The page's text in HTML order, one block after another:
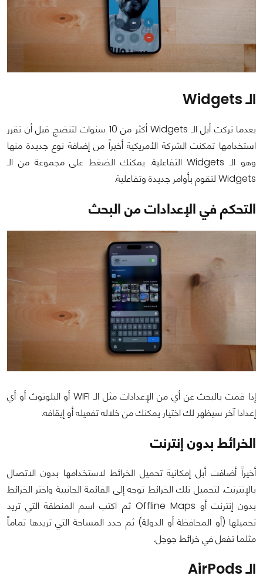
الـ Widgets
بعدما تركت أبل الـ Widgets أكثر من 10 سنوات لتنضج قبل أن تقرر
استخدامها تمكنت الشركة الأمريكية أخيراً من إضافة نوع جديدة منها
وهو الـ Widgets التفاعلية. يمكنك الضغط على مجموعة من الـ
Widgets لتقوم بأوامر جديدة وتفاعلية.
التحكم في الإعدادات من البحث
إذا قمت بالبحث عن أي من الإعدادات مثل الـ WIFI أو البلوتوث أو أي
إعدادا آخر سيظهر لك اختيار يمكنك من خلاله تفعيله أو إيقافه.
الخرائط بدون إنترنت
أخيراً أضافت أبل إمكانية تحميل الخرائط لاستخدامها بدون الاتصال
بالإنترنت. لتحميل تلك الخرائط توجه إلى القائمة الجانبية واختر الخرائط
بدون إنترنت أو Offline Maps ثم اكتب اسم المنطقة التي تريد
تحميلها (أو المحافظة أو الدولة) ثم حدد المساحة التي تريدها تماماً
مثلما تفعل في خرائط جوجل.
الـ AirPods